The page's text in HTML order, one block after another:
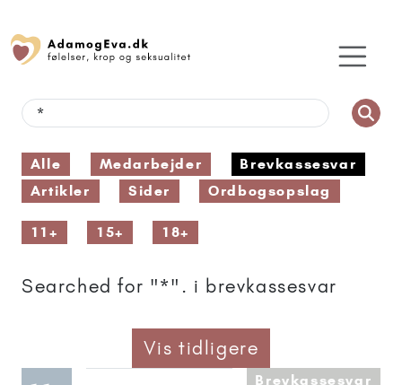
Alle Medarbejder
Brevkassesvar
Artikler
Sider Ordbogsopslag
11+ 15+ 18+
Searched for "*". i brevkassesvar
Vis tidligere
Brevkassesvar